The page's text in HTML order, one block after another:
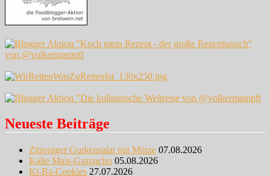
Neueste Beiträge
Zitroniger Gurkensalat mit Minze 07.08.2026
Kalte Mais-Gazpacho 05.08.2026
Ki-Ba-Cookies 27.07.2026